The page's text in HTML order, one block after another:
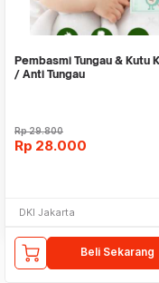
Pembasmi Tungau & Kutu
/ Anti Tungau
Rp29.800
Rp 28.000
DKI Jakarta
Beli Sekarang